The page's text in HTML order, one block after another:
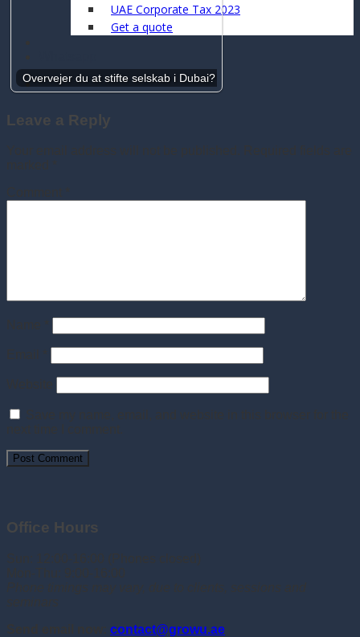
UAE Corporate Tax 2023
Get a quote
Overvejer du at stifte selskab i Dubai?
Leave a Reply
Office Hours
contact@growu.ae